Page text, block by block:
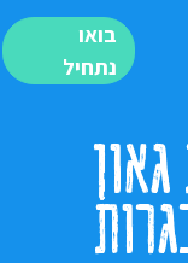
בואו
נתחיל